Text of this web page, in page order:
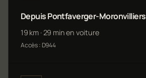
Depuis Pontfaverger-Moronvilliers
19 km · 29 min en voiture
Accès : D944